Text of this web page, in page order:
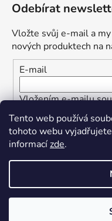
Tento web používá
tohoto webu
informacízde.
Odebírat
Vložte svůj e-mail a
nových produktech na
E-mail
Vložením e-mailu
osobních údajů
PŘIHLÁSIT SE